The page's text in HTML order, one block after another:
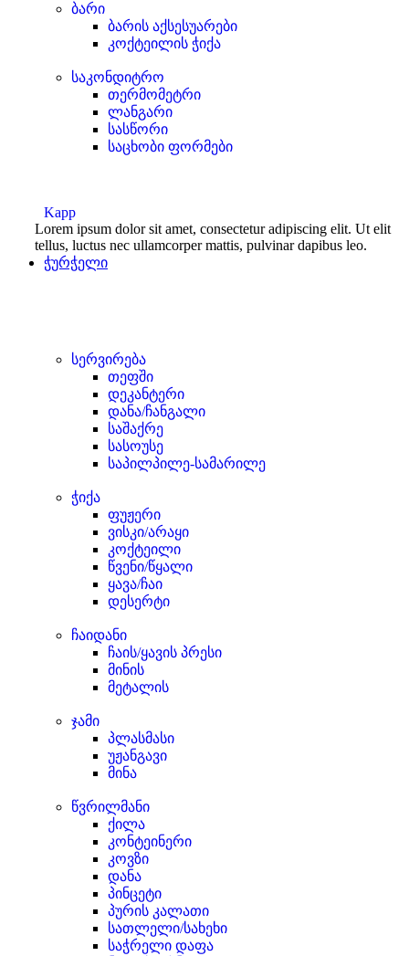
ბარი
ბარის აქსესუარები
კოქტეილის ჭიქა
საკონდიტრო
თერმომეტრი
ლანგარი
სასწორი
საცხობი ფორმები
Kapp
Lorem ipsum dolor sit amet, consectetur adipiscing elit. Ut elit
tellus, luctus nec ullamcorper mattis, pulvinar dapibus leo.
ჭურჭელი
სერვირება
თეფში
დეკანტერი
დანა/ჩანგალი
საშაქრე
სასოუსე
საპილპილე-სამარილე
ჭიქა
ფუჟერი
ვისკი/არაყი
კოქტეილი
წვენი/წყალი
ყავა/ჩაი
დესერტი
ჩაიდანი
ჩაის/ყავის პრესი
მინის
მეტალის
ჯამი
პლასმასი
უჟანგავი
მინა
წვრილმანი
ქილა
კონტეინერი
კოვზი
დანა
პინცეტი
პურის კალათი
სათლელი/სახეხი
საჭრელი დაფა